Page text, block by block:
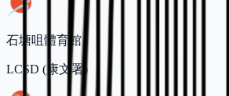
石塘咀體育館
LCSD (康文署)